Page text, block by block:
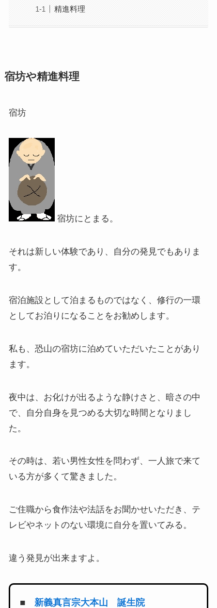
精進料理
宿坊や精進料理
宿坊
宿坊にとまる。
それは新しい体験であり、自分の発見でもありま
す。
宿泊施設として泊まるものではなく、修行の一環
としてお泊りになることをお勧めします。
私も、恐山の宿坊に泊めていただいたことがあり
ます。
夜中は、お化けが出るような静けさと、暗さの中
で、自分自身を見つめる大切な時間となりまし
た。
その時は、若い男性女性を問わず、一人旅で来て
いる方が多くて驚きました。
ご住職から食作法や法話をお聞かせいただき、テ
レビやネットのない環境に自分を置いてみる。
違う発見が出来ますよ。
■ 新義真言宗大本山 誕生院